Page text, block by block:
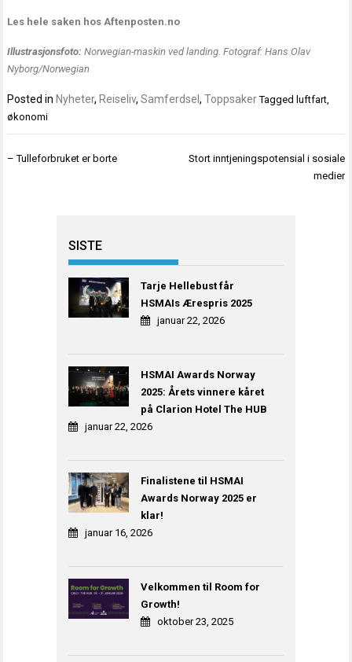
Les hele saken hosAftenposten.no
Illustrasjonsfoto: Norwegian-maskin ved landing. Fotograf: Hans Olav
Nyborg/Norwegian
Posted in Nyheter, Reiseliv,Samferdsel,Toppsaker Tagged luftfart,
økonomi
Innleggsnavigasjon
– Tulleforbruket er borte
Stort inntjeningspotensial i sosiale
medier
SISTE
Tarje Hellebust får
HSMAIs Ærespris 2025
januar 22, 2026
HSMAI Awards Norway
2025: Årets vinnere kåret
på Clarion Hotel The HUB
januar 22, 2026
Finalistene til HSMAI
Awards Norway 2025 er
klar!
januar 16, 2026
Velkommen til Room for
Growth!
oktober 23, 2025